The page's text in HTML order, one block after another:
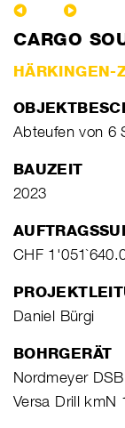
CARGO
HÄRKINGEN-
Abteufen von 6
BAUZEIT
2023
CHF
Daniel Bürgi
BOHRGERÄT
Nordmeyer
Versa Drill kmN